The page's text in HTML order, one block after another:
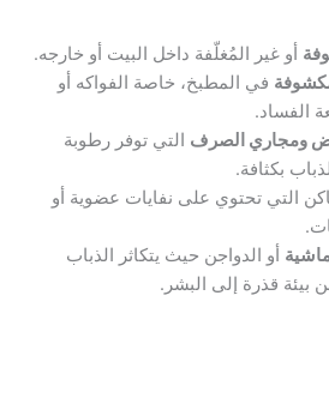
أو غير المُغلّفة داخل البيت أو خارجه.
في المطبخ، خاصة الفواكه أو
الفساد.
ومجاري الصرف التي توفر رطوبة
بكثافة.
التي تحتوي على نفايات عضوية أو
أو الدواجن حيث يتكاثر الذباب
بيئة قذرة إلى البشر.